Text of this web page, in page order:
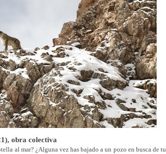
obra colectiva
al mar? ¿Alguna vez has bajado a un pozo en busca de tu